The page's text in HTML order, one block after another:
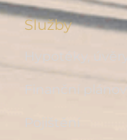
Služby
Hypotéky, úvěry
Finanční